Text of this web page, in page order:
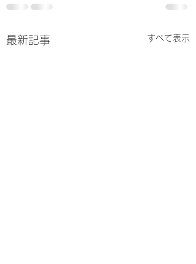
最新記事 すべて表示